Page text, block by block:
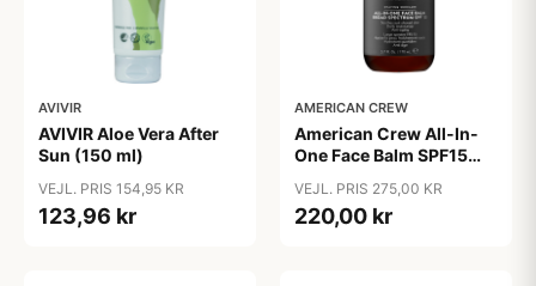
AVIVIR
AVIVIR Aloe Vera After
Sun (150 ml)
VEJL. PRIS 154,95 KR
123,96 kr
AMERICAN CREW
American Crew All-In-
One Face Balm SPF15
VEJL. PRIS 275,00 KR
220,00 kr